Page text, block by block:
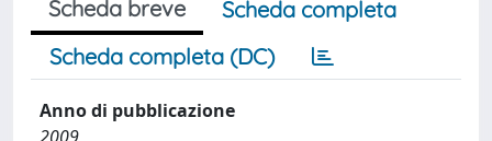
Scheda breve
Scheda completa
Scheda completa (DC)
Anno di pubblicazione